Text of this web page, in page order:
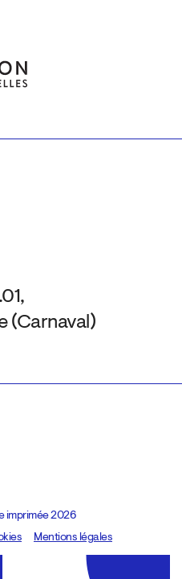
(Carnaval)
imprimée 2026
Mentions légales